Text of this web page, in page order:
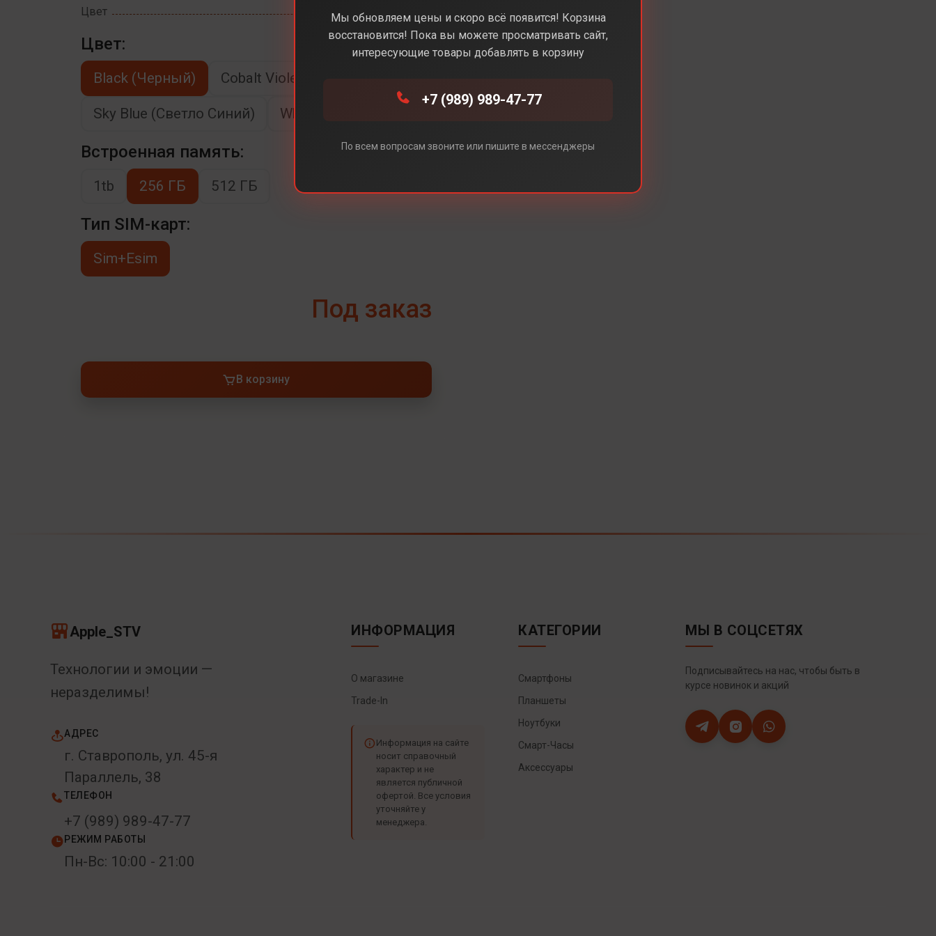
Цвет Black (Черный)
Цвет:
Black (Черный) Cobalt Violet (Фиолетовый)
Sky Blue (Светло Синий) White (Белый)
Встроенная память:
1tb 256 ГБ 512 ГБ
Тип SIM-карт:
Sim+Esim
Под заказ
В корзину
Apple_STV
Технологии и эмоции —
неразделимы!
АДРЕС
г. Ставрополь, ул. 45-я
Параллель, 38
ТЕЛЕФОН
+7 (989) 989-47-77
РЕЖИМ РАБОТЫ
Пн-Вс: 10:00 - 21:00
ИНФОРМАЦИЯ
О магазине
Trade-In
Информация на сайте
носит справочный
характер и не
является публичной
офертой. Все условия
уточняйте у
менеджера.
КАТЕГОРИИ
Смартфоны
Планшеты
Ноутбуки
Смарт-Часы
Аксессуары
МЫ В СОЦСЕТЯХ
Подписывайтесь на нас, чтобы быть в
курсе новинок и акций
Мы обновляем цены и скоро всё появится! Корзина
восстановится! Пока вы можете просматривать сайт,
интересующие товары добавлять в корзину
+7 (989) 989-47-77
По всем вопросам звоните или пишите в мессенджеры